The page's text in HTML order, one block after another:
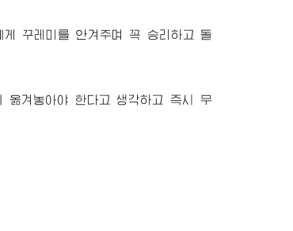
꾸레미를 안겨주며 꼭 승리하고 돌
옮겨놓아야 한다고 생각하고 즉시 무